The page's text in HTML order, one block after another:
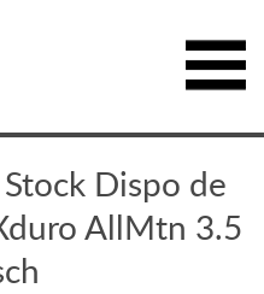
Dispo de
AllMtn 3.5